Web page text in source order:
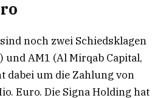
noch zwei Schiedsklagen
und AM1 (Al Mirqab Capital,
dabei um die Zahlung von
Euro. Die Signa Holding hat